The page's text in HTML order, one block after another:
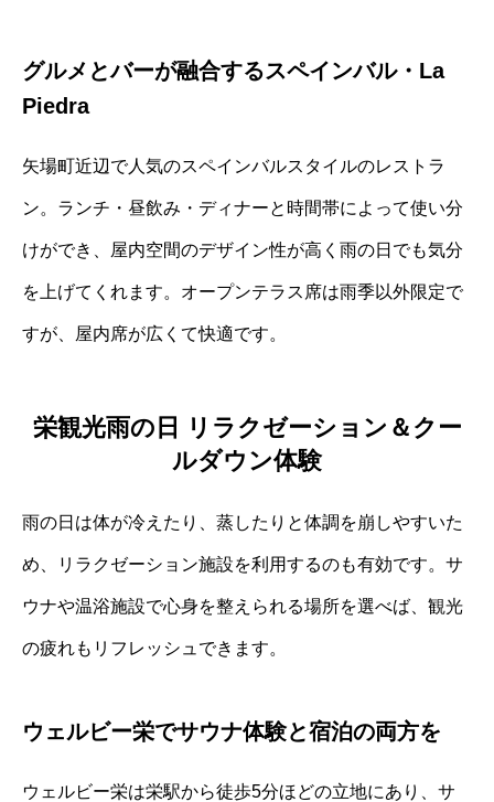
グルメとバーが融合するスペインバル・La
Piedra
矢場町近辺で人気のスペインバルスタイルのレストラ
ン。ランチ・昼飲み・ディナーと時間帯によって使い分
けができ、屋内空間のデザイン性が高く雨の日でも気分
を上げてくれます。オープンテラス席は雨季以外限定で
すが、屋内席が広くて快適です。
栄観光雨の日 リラクゼーション＆クー
ルダウン体験
雨の日は体が冷えたり、蒸したりと体調を崩しやすいた
め、リラクゼーション施設を利用するのも有効です。サ
ウナや温浴施設で心身を整えられる場所を選べば、観光
の疲れもリフレッシュできます。
ウェルビー栄でサウナ体験と宿泊の両方を
ウェルビー栄は栄駅から徒歩5分ほどの立地にあり、サ